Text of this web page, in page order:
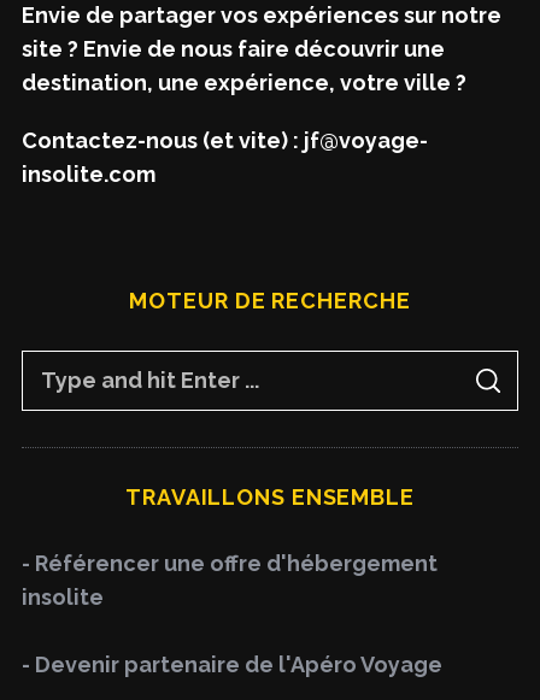
Envie de partager vos expériences sur notre
site ? Envie de nous faire découvrir une
destination, une expérience, votre ville ?
Contactez-nous (et vite) : jf@voyage-
insolite.com
MOTEUR DE RECHERCHE
f
o
:
S
A
C
TRAVAILLONS ENSEMBLE
- Référencer une offre d'hébergement
insolite
- Devenir partenaire de l'Apéro Voyage